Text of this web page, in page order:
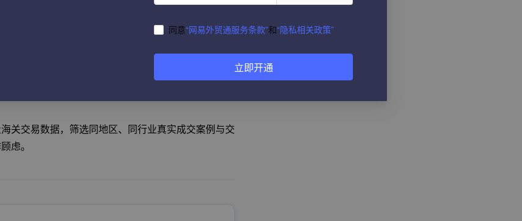
遗漏消息，网易外贸通打通主流海外沟通渠道，所有
文案功能可根据客户国家、行业、采购习惯、沟通阶
。
关交易数据，筛选同地区、同行业真实成交案例与交
虑。
同意“网易外贸通服务条款”和“隐私相关政策”
立即开通